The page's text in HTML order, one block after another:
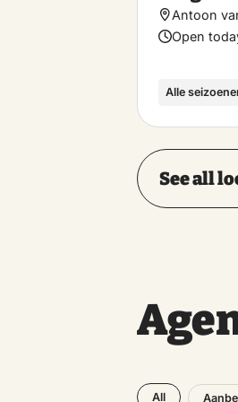
Antoon
Open
Alle
See all
All